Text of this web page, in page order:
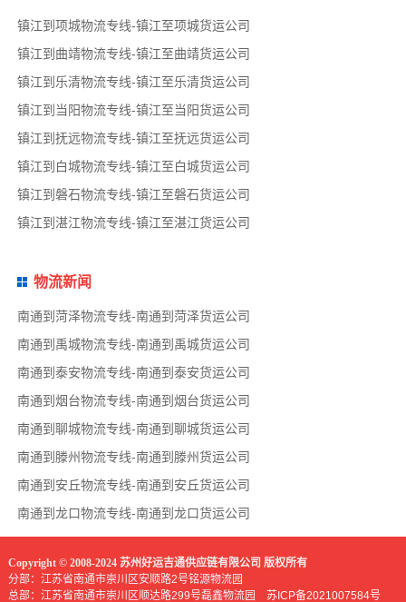
镇江到项城物流专线-镇江至项城货运公司
镇江到曲靖物流专线-镇江至曲靖货运公司
镇江到乐清物流专线-镇江至乐清货运公司
镇江到当阳物流专线-镇江至当阳货运公司
镇江到抚远物流专线-镇江至抚远货运公司
镇江到白城物流专线-镇江至白城货运公司
镇江到磐石物流专线-镇江至磐石货运公司
镇江到湛江物流专线-镇江至湛江货运公司
物流新闻
南通到菏泽物流专线-南通到菏泽货运公司
南通到禹城物流专线-南通到禹城货运公司
南通到泰安物流专线-南通到泰安货运公司
南通到烟台物流专线-南通到烟台货运公司
南通到聊城物流专线-南通到聊城货运公司
南通到滕州物流专线-南通到滕州货运公司
南通到安丘物流专线-南通到安丘货运公司
南通到龙口物流专线-南通到龙口货运公司
Copyright © 2008-2024 苏州好运吉通供应链有限公司 版权所有
分部：江苏省南通市崇川区安顺路2号铭源物流园
总部：江苏省南通市崇川区顺达路299号磊鑫物流园 苏ICP备2021007584号